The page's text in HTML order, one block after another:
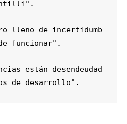
lleno de incertidumb
funcionar".
están desendeudad
de desarrollo".